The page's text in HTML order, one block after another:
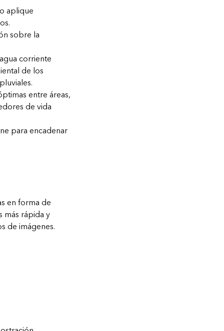
aplique
sobre la
corriente
de los
entre áreas,
de vida
para encadenar
en forma de
más rápida y
de imágenes.